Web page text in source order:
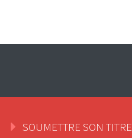
SOUMETTRE SON TITRE